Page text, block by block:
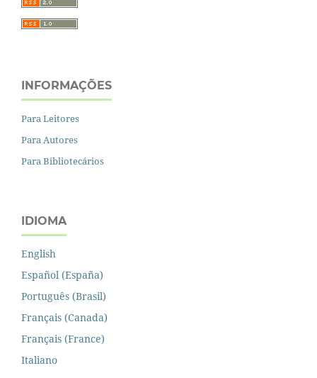
INFORMAÇÕES
Para Leitores
Para Autores
Para Bibliotecários
IDIOMA
English
Español (España)
Português (Brasil)
Français (Canada)
Français (France)
Italiano